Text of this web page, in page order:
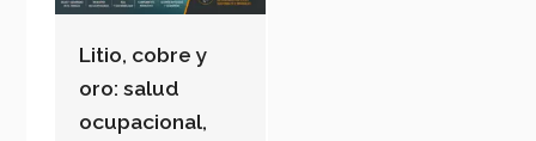
Litio, cobre y
oro: salud
ocupacional,